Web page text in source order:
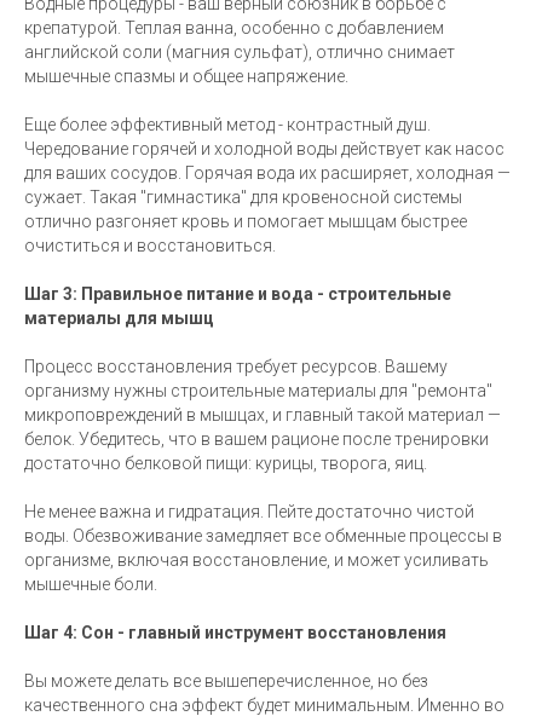
крепатурой. Теплая ванна, особенно с добавлением
английской соли (магния сульфат), отлично снимает
мышечные спазмы и общее напряжение.
Еще более эффективный метод - контрастный душ.
Чередование горячей и холодной воды действует как насос
для ваших сосудов. Горячая вода их расширяет, холодная —
сужает. Такая "гимнастика" для кровеносной системы
отлично разгоняет кровь и помогает мышцам быстрее
очиститься и восстановиться.
Шаг 3: Правильное питание и вода - строительные
материалы для мышц
Процесс восстановления требует ресурсов. Вашему
организму нужны строительные материалы для "ремонта"
микроповреждений в мышцах, и главный такой материал —
белок. Убедитесь, что в вашем рационе после тренировки
достаточно белковой пищи: курицы, творога, яиц.
Не менее важна и гидратация. Пейте достаточно чистой
воды. Обезвоживание замедляет все обменные процессы в
организме, включая восстановление, и может усиливать
мышечные боли.
Шаг 4: Сон - главный инструмент восстановления
Вы можете делать все вышеперечисленное, но без
качественного сна эффект будет минимальным. Именно во